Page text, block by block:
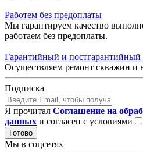
Работем без предоплаты
Мы гарантируем качество
работаем без предоплаты.
Гарантийный и постгарантийный
Осуществляем ремонт скважин и
Подписка
Я прочитал Соглашение на
данных и согласен с условиями
Готово
Мы в соцсетях